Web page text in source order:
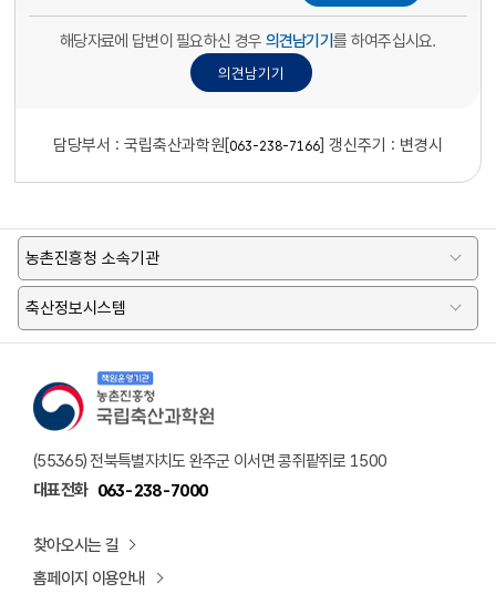
해당자료에 답변이 필요하신 경우 의견남기기를 하여주십시요.
담당부서 : 국립축산과학원[063-238-7166] 갱신주기 : 변경시
농촌진흥청 소속기관
축산정보시스템
(55365) 전북특별자치도 완주군 이서면 콩쥐팥쥐로 1500
대표전화 063-238-7000
찾아오시는 길
홈페이지 이용안내